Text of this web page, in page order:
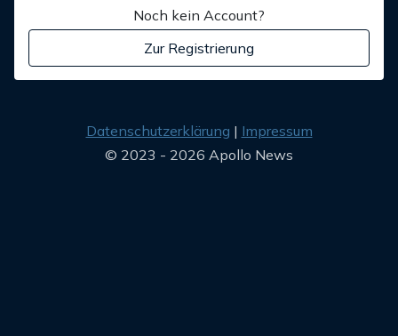
Noch kein Account?
Zur Registrierung
Datenschutzerklärung
Impressum
© 2023 - 2026 Apollo News